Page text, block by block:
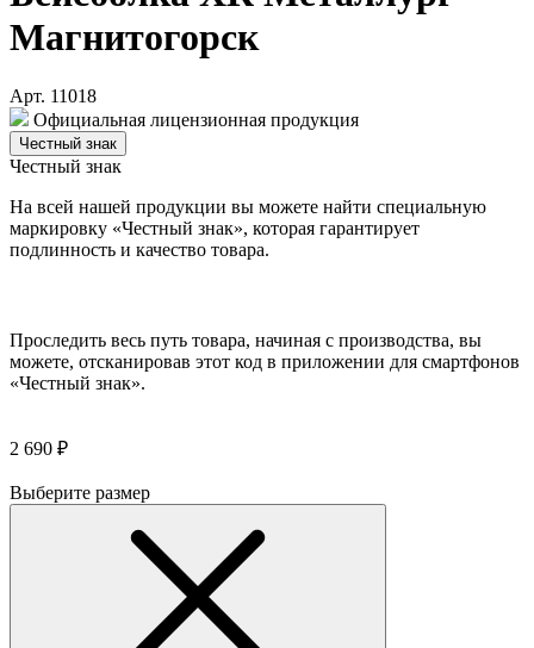
Магнитогорск
Арт. 11018
Официальная лицензионная продукция
Честный знак
Честный знак
На всей нашей продукции вы можете найти специальную
маркировку «Честный знак», которая гарантирует
подлинность и качество товара.
Проследить весь путь товара, начиная с производства, вы
можете, отсканировав этот код в приложении для смартфонов
«Честный знак».
2 690 ₽
Выберите размер